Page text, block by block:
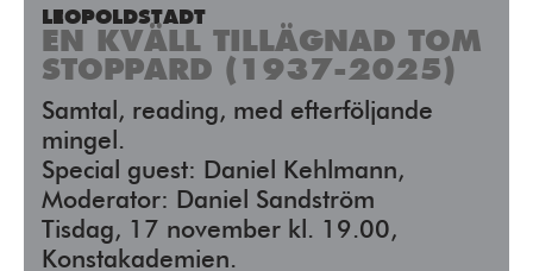
LEOPOLDSTADT
EN KVÄLL TILLÄGNAD TOM
STOPPARD (1937-2025)
Samtal, reading, med efterföljande
mingel.
Special guest: Daniel Kehlmann,
Moderator: Daniel Sandström
Tisdag, 17 november kl. 19.00,
Konstakademien.